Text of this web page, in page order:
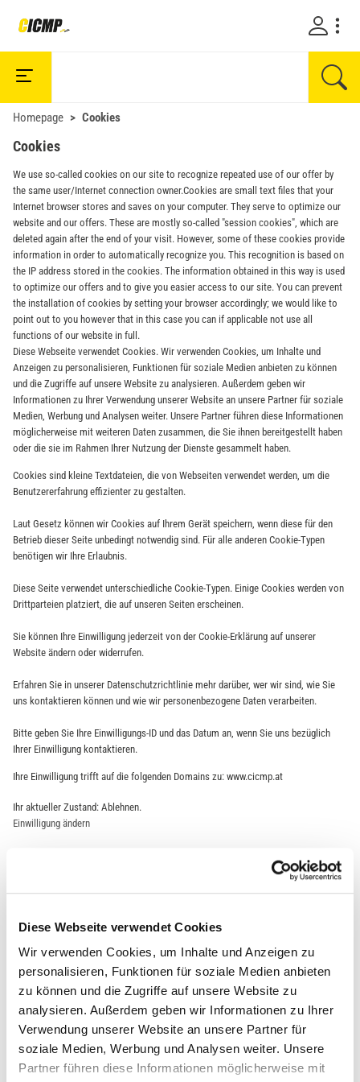
Diese Webseite verwendet Cookies
Wir verwenden Cookies, um Inhalte und Anzeigen zu
personalisieren, Funktionen für soziale Medien anbieten
zu können und die Zugriffe auf unsere Website zu
analysieren. Außerdem geben wir Informationen zu Ihrer
Verwendung unserer Website an unsere Partner für
soziale Medien, Werbung und Analysen weiter. Unsere
Partner führen diese Informationen möglicherweise mit
Homepage Cookies
Cookies
We use so-called cookies on our site to recognize repeated use of our offer by
the same user/Internet connection owner.Cookies are small text files that your
Internet browser stores and saves on your computer. They serve to optimize our
website and our offers. These are mostly so-called "session cookies", which are
deleted again after the end of your visit. However, some of these cookies provide
information in order to automatically recognize you. This recognition is based on
the IP address stored in the cookies. The information obtained in this way is used
to optimize our offers and to give you easier access to our site. You can prevent
the installation of cookies by setting your browser accordingly; we would like to
point out to you however that in this case you can if applicable not use all
functions of our website in full.
Diese Webseite verwendet Cookies. Wir verwenden Cookies, um Inhalte und
Anzeigen zu personalisieren, Funktionen für soziale Medien anbieten zu können
und die Zugriffe auf unsere Website zu analysieren. Außerdem geben wir
Informationen zu Ihrer Verwendung unserer Website an unsere Partner für soziale
Medien, Werbung und Analysen weiter. Unsere Partner führen diese Informationen
möglicherweise mit weiteren Daten zusammen, die Sie ihnen bereitgestellt haben
oder die sie im Rahmen Ihrer Nutzung der Dienste gesammelt haben.
Cookies sind kleine Textdateien, die von Webseiten verwendet werden, um die
Benutzererfahrung effizienter zu gestalten.
Laut Gesetz können wir Cookies auf Ihrem Gerät speichern, wenn diese für den
Betrieb dieser Seite unbedingt notwendig sind. Für alle anderen Cookie-Typen
benötigen wir Ihre Erlaubnis.
Diese Seite verwendet unterschiedliche Cookie-Typen. Einige Cookies werden von
Drittparteien platziert, die auf unseren Seiten erscheinen.
Sie können Ihre Einwilligung jederzeit von der Cookie-Erklärung auf unserer
Website ändern oder widerrufen.
Erfahren Sie in unserer Datenschutzrichtlinie mehr darüber, wer wir sind, wie Sie
uns kontaktieren können und wie wir personenbezogene Daten verarbeiten.
Bitte geben Sie Ihre Einwilligungs-ID und das Datum an, wenn Sie uns bezüglich
Ihrer Einwilligung kontaktieren.
Ihre Einwilligung trifft auf die folgenden Domains zu: www.cicmp.at
Ihr aktueller Zustand: Ablehnen.
Einwilligung ändern
Notwendige Cookies helfen dabei, eine Webseite nutzbar zu machen, indem
Webseite ermöglichen. Die Webseite kann ohne diese Cookies nicht richtig
funktionieren.
Name
Maximale
uer
ntiforgery.#
Forgery- (CSRF-) Angriffe zu